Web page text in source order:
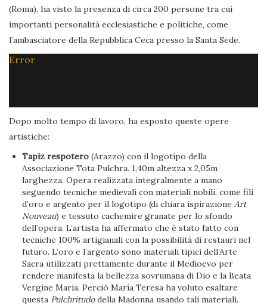
(Roma), ha visto la presenza di circa 200 persone tra cui
importanti personalità ecclesiastiche e politiche, come
l’ambasciatore della Repubblica Ceca presso la Santa Sede.
Error
Dopo molto tempo di lavoro, ha esposto queste opere
artistiche:
Tapiz respotero (Arazzo) con il logotipo della
Associazione Tota Pulchra. 1,40m altezza x 2,05m
larghezza. Opera realizzata integralmente a mano
seguendo tecniche medievali con materiali nobili, come fili
d’oro e argento per il logotipo (di chiara ispirazioneArt
Nouveau) e tessuto cachemire granate per lo sfondo
dell’opera. L’artista ha affermato che è stato fatto con
tecniche 100% artigianali con la possibilità di restauri nel
futuro. L’oro e l’argento sono materiali tipici dell’Arte
Sacra utilizzati prettamente durante il Medioevo per
rendere manifesta la bellezza sovrumana di Dio e la Beata
Vergine Maria. Perciò María Teresa ha voluto esaltare
questa Pulchritudodella Madonna usando tali materiali.